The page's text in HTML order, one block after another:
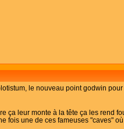
le nouveau point godwin pour
ça leur monte à la tête ça les rend
fois une de ces fameuses "caves"